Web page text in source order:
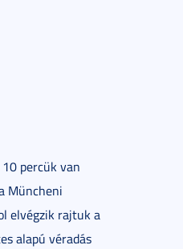
percük van
Müncheni
elvégzik rajtuk a
alapú véradás